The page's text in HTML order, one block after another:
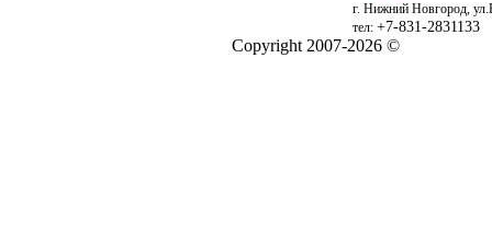
г. Нижний Новгород,
тел: +7-831-2831133
Copyright 2007-2026 ©